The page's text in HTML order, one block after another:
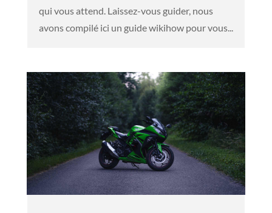
qui vous attend. Laissez-vous guider, nous
avons compilé ici un guide wikihow pour vous...